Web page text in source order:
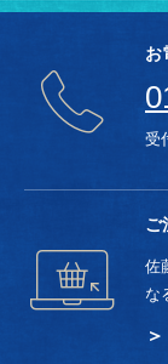
お
受
ご
佐
な